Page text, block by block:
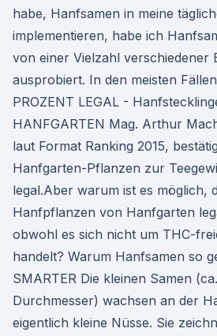
habe, Hanfsamen in meine
implementieren, habe ich
von einer Vielzahl verschiedener
ausprobiert. In den meisten
PROZENT LEGAL -
HANFGARTEN Mag. Arthur
laut Format Ranking 2015,
Hanfgarten-Pflanzen zur
legal.Aber warum ist es möglich,
Hanfpflanzen von Hanfgarten
obwohl es sich nicht um THC-
handelt? Warum Hanfsamen so
SMARTER Die kleinen Samen
Durchmesser) wachsen an der
eigentlich kleine Nüsse. Sie